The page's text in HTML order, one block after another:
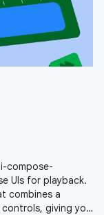
compose-
UIs for playback.
combines a
giving you